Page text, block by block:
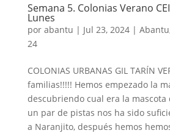
Semana 5. Colonias Verano
Lunes
por abantu | Jul 23, 2024| Abantu
24
COLONIAS URBANAS GIL TARÍN
familias!!!!! Hemos empezado la
descubriendo cual era la mascota
un par de pistas nos ha sido
a Naranjito, después hemos